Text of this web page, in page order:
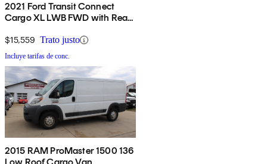
2021 Ford Transit Connect
Cargo XL LWB FWD with Rear
$15,559 Trato justo
Incluye tarifas de conc.
2015 RAM ProMaster 1500 136